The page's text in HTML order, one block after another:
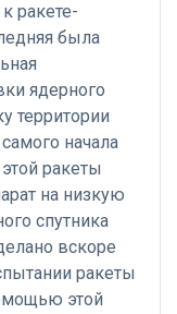
ракете-
была
ядерного
территории
начала
ракеты
на низкую
спутника
вскоре
ракеты
этой